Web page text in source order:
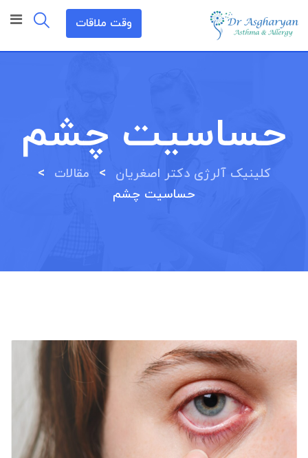
محتوا
وقت ملاقات
حساسیت چشم
کلینیک آلرژی دکتر اصغریان > مقالات >
حساسیت چشم